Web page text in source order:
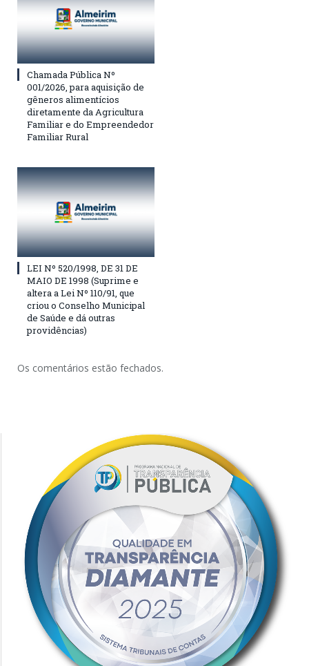
Chamada Pública Nº
001/2026, para aquisição de
gêneros alimentícios
diretamente da Agricultura
Familiar e do Empreendedor
Familiar Rural
LEI Nº 520/1998, DE 31 DE
MAIO DE 1998 (Suprime e
altera a Lei Nº 110/91, que
criou o Conselho Municipal
de Saúde e dá outras
providências)
Os comentários estão fechados.